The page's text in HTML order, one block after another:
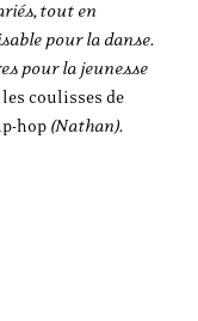
tout en
pour la danse.
pour la jeunesse
coulisses de
hop (Nathan).